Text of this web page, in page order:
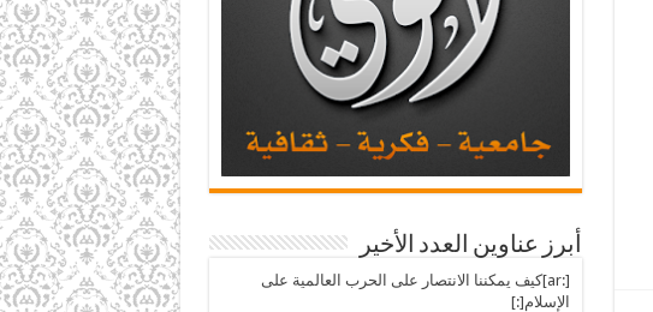
أبرز عناوين العدد الأخير
[:ar]كيف يمكننا الانتصار على الحرب العالمية على
الإسلام[:]